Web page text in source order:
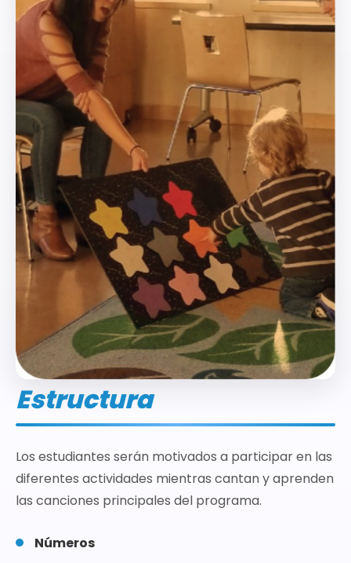
Estructura
Los estudiantes serán motivados a participar en las
diferentes actividades mientras cantan y aprenden
las canciones principales del programa.
Números